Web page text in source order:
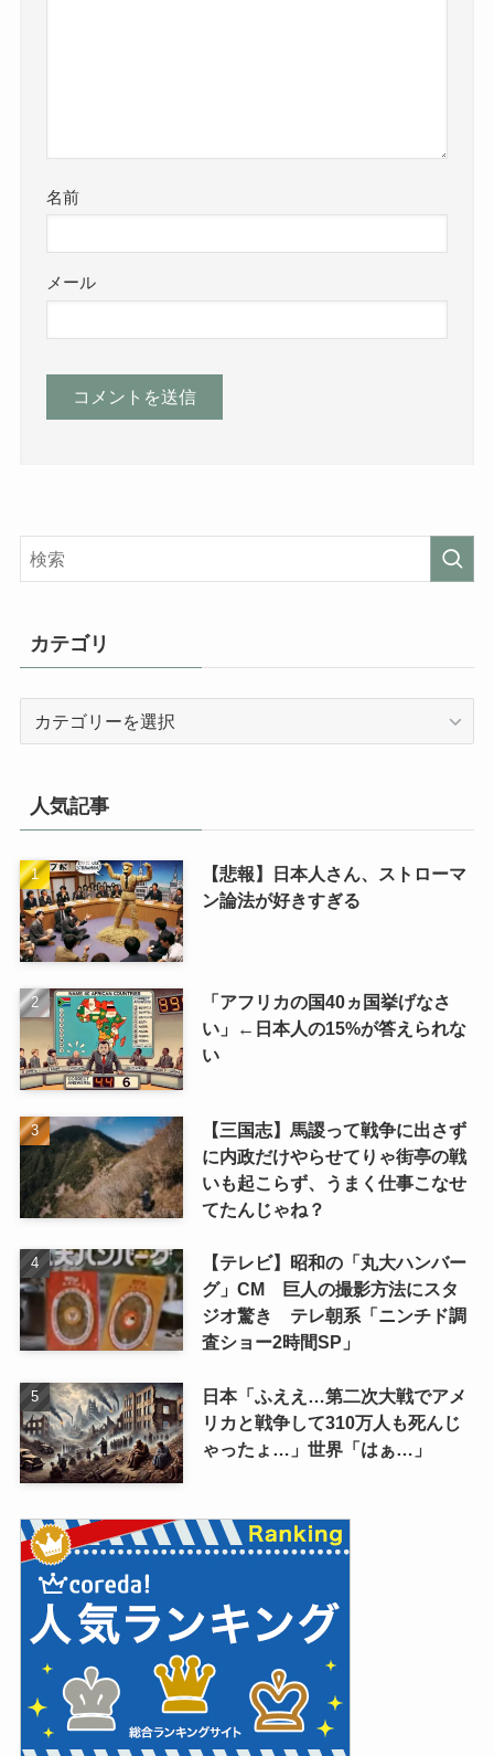
名前
メール
カテゴリ
人気記事
【悲報】日本人さん、ストローマ
ン論法が好きすぎる
「アフリカの国40ヵ国挙げなさ
い」←日本人の15%が答えられな
い
【三国志】馬謖って戦争に出さず
に内政だけやらせてりゃ街亭の戦
いも起こらず、うまく仕事こなせ
てたんじゃね？
【テレビ】昭和の「丸大ハンバー
グ」CM 巨人の撮影方法にスタ
ジオ驚き テレ朝系「ニンチド調
査ショー2時間SP」
日本「ふええ…第二次大戦でアメ
リカと戦争して310万人も死んじ
ゃったょ…」世界「はぁ…」